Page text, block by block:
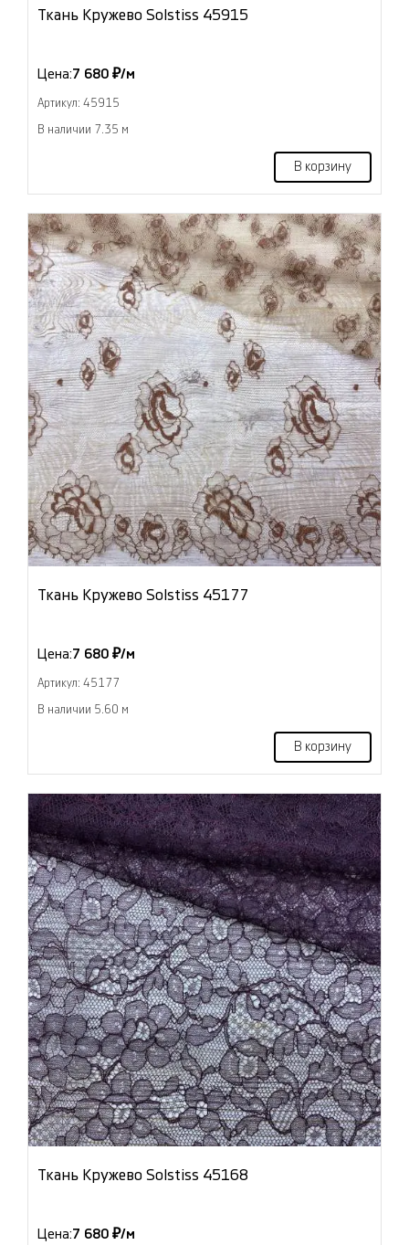
Ткань Кружево Solstiss 45915
Цена:7 680 ₽/м
Артикул: 45915
В наличии 7.35 м
В корзину
Ткань Кружево Solstiss 45177
Цена:7 680 ₽/м
Артикул: 45177
В наличии 5.60 м
В корзину
Ткань Кружево Solstiss 45168
Цена:7 680 ₽/м